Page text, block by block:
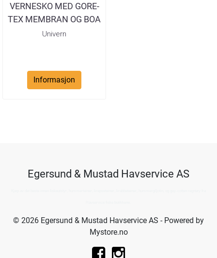
VERNESKO MED GORE-
TEX MEMBRAN OG BOA
SNØRING ...
Univern
Informasjon
Egersund & Mustad Havservice AS
© 2026 Egersund & Mustad Havservice AS - Powered by
Mystore.no